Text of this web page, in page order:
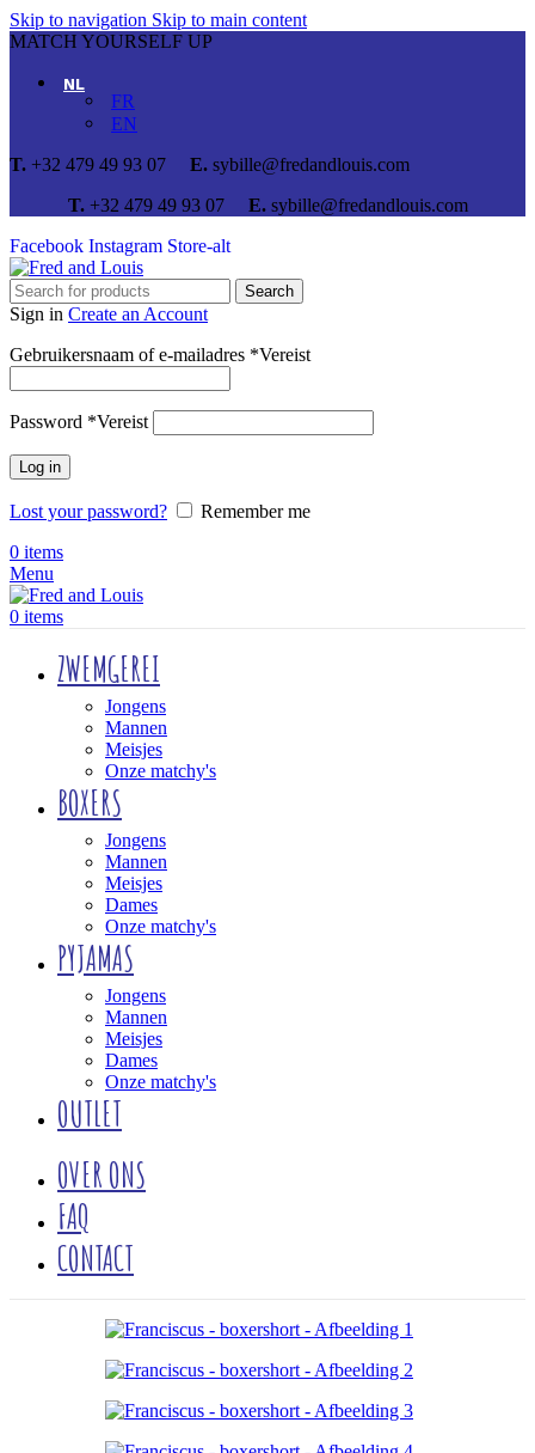
Skip to navigation Skip to main content
MATCH YOURSELF UP
NL
FR
EN
T. +32 479 49 93 07 E. sybille@fredandlouis.com
T. +32 479 49 93 07 E.sybille@fredandlouis.com
Facebook Instagram Store-alt
Search
Sign in Create an Account
Gebruikersnaam of e-mailadres *Vereist
Password *Vereist
Log in
Lost your password?
Remember me
0 items
Menu
0 items
ZWEMGEREI
Jongens
Mannen
Meisjes
Onze matchy's
BOXERS
Jongens
Mannen
Meisjes
Dames
Onze matchy's
PYJAMAS
Jongens
Mannen
Meisjes
Dames
Onze matchy's
OUTLET
OVER ONS
FAQ
CONTACT